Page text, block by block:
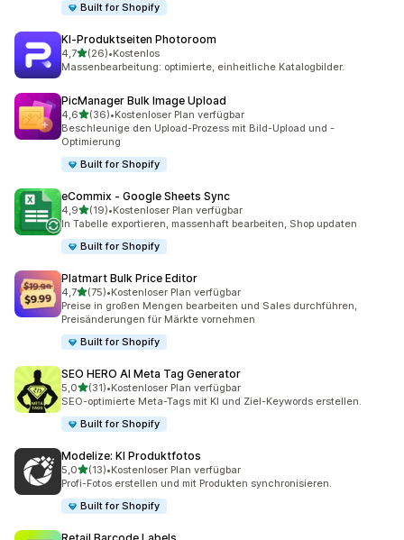
Built for Shopify
KI‑Produktseiten Photoroom
4,7von 5 Sternen
(26)
26 Rezensionen insgesamt
•Kostenlos
Massenbearbeitung: optimierte, einheitliche Katalogbilder.
PicManager Bulk Image Upload
4,6von 5 Sternen
(36)
36 Rezensionen insgesamt
•Kostenloser Plan verfügbar
Beschleunige den Upload-Prozess mit Bild-Upload und -
Optimierung
Built for Shopify
eCommix ‑ Google Sheets Sync
4,9von 5 Sternen
(19)
19 Rezensionen insgesamt
•Kostenloser Plan verfügbar
In Tabelle exportieren, massenhaft bearbeiten, Shop updaten
Built for Shopify
Platmart Bulk Price Editor
4,7von 5 Sternen
(75)
75 Rezensionen insgesamt
•Kostenloser Plan verfügbar
Preise in großen Mengen bearbeiten und Sales durchführen,
Preisänderungen für Märkte vornehmen
Built for Shopify
SEO HERO AI Meta Tag Generator
5,0von 5 Sternen
(31)
31 Rezensionen insgesamt
•Kostenloser Plan verfügbar
SEO-optimierte Meta-Tags mit KI und Ziel-Keywords erstellen.
Built for Shopify
Modelize: KI Produktfotos
5,0von 5 Sternen
(13)
13 Rezensionen insgesamt
•Kostenloser Plan verfügbar
Profi-Fotos erstellen und mit Produkten synchronisieren.
Built for Shopify